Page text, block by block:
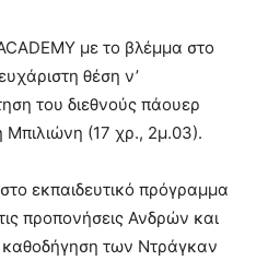
με το βλέμμα στο
θέση ν’
του διεθνούς πάουερ
(17 χρ., 2μ.03).
εκπαιδευτικό πρόγραμμα
προπονήσεις Ανδρών και
των Ντράγκαν